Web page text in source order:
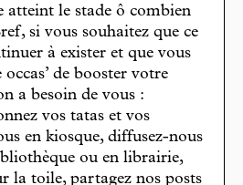
atteint le stade ô combien
si vous souhaitez que ce
à exister et que vous
de booster votre
a besoin de vous :
vos tatas et vos
en kiosque, diffusez-nous
ou en librairie,
la toile, partagez nos posts